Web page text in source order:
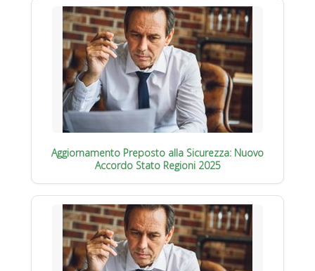
Aggiornamento Preposto alla Sicurezza: Nuovo
Accordo Stato Regioni 2025